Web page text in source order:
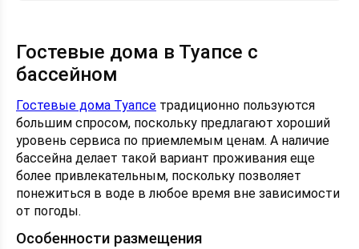
Гостевые дома в Туапсе с
бассейном
Гостевые дома Туапсе традиционно пользуются
большим спросом, поскольку предлагают хороший
уровень сервиса по приемлемым ценам. А наличие
бассейна делает такой вариант проживания еще
более привлекательным, поскольку позволяет
понежиться в воде в любое время вне зависимости
от погоды.
Особенности размещения